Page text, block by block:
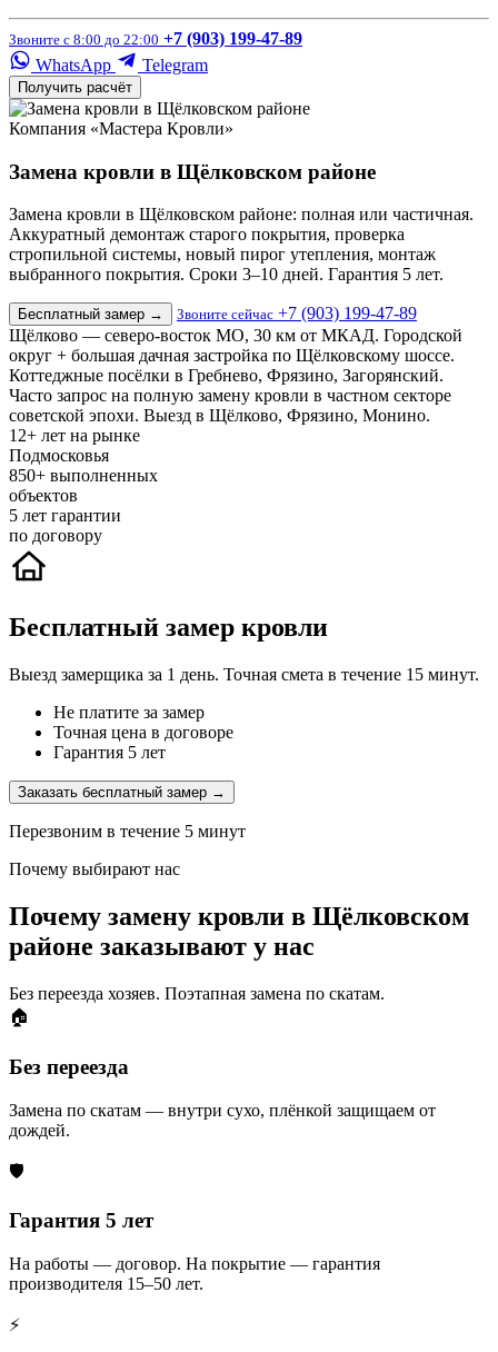
Звоните с 8:00 до 22:00 +7 (903) 199-47-89
WhatsApp
Telegram
Получить расчёт
Компания «Мастера Кровли»
Замена кровли в Щёлковском районе
Замена кровли в Щёлковском районе: полная или частичная.
Аккуратный демонтаж старого покрытия, проверка
стропильной системы, новый пирог утепления, монтаж
выбранного покрытия. Сроки 3–10 дней. Гарантия 5 лет.
Бесплатный замер → Звоните сейчас +7 (903) 199-47-89
Щёлково — северо-восток МО, 30 км от МКАД. Городской
округ + большая дачная застройка по Щёлковскому шоссе.
Коттеджные посёлки в Гребнево, Фрязино, Загорянский.
Часто запрос на полную замену кровли в частном секторе
советской эпохи. Выезд в Щёлково, Фрязино, Монино.
12+ лет на рынке
Подмосковья
850+ выполненных
объектов
5 лет гарантии
по договору
Бесплатный замер кровли
Выезд замерщика за 1 день. Точная смета в течение 15 минут.
Не платите за замер
Точная цена в договоре
Гарантия 5 лет
Заказать бесплатный замер →
Перезвоним в течение 5 минут
Почему выбирают нас
Почему замену кровли в Щёлковском
районе заказывают у нас
Без переезда хозяев. Поэтапная замена по скатам.
🏠
Без переезда
Замена по скатам — внутри сухо, плёнкой защищаем от
дождей.
🛡️
Гарантия 5 лет
На работы — договор. На покрытие — гарантия
производителя 15–50 лет.
⚡